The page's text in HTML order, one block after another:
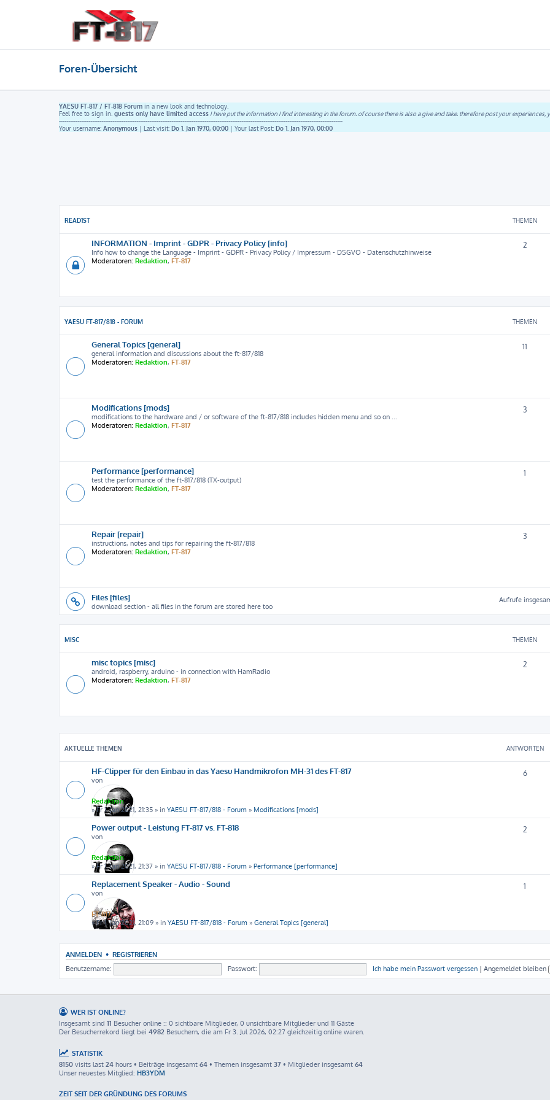
Foren-Übersicht
YAESU FT-817 / FT-818 Forum in a new look and technology.
Feel free to sign in. guests only have limited access I have put the information I find interesting in the forum. of course there is also a give and take. therefore post your
----------------------------------------------------------------------------------------------------------------------------------------------------------
Your username: Anonymous | Last visit: Do 1. Jan 1970, 00:00 | Your last Post: Do 1. Jan 1970, 00:00
READ1ST THEMEN
INFORMATION - Imprint - GDPR - Privacy Policy [info]
Info how to change the Language - Imprint - GDPR - Privacy Policy / Impressum - DSGVO - Datenschutzhinweise
Moderatoren: Redaktion, FT-817
2
YAESU FT-817/818 - FORUM THEMEN
General Topics [general]
general information and discussions about the ft-817/818
Moderatoren: Redaktion, FT-817
11
Modifications [mods]
modifications to the hardware and / or software of the ft-817/818 includes hidden menu and so on ...
Moderatoren: Redaktion, FT-817
3
Performance [performance]
test the performance of the ft-817/818 (TX-output)
Moderatoren: Redaktion, FT-817
1
Repair [repair]
instructions, notes and tips for repairing the ft-817/818
Moderatoren: Redaktion, FT-817
3
Files [files]
download section - all files in the forum are stored here too
Aufrufe
MISC THEMEN
misc topics [misc]
android, raspberry, arduino - in connection with HamRadio
Moderatoren: Redaktion, FT-817
2
AKTUELLE THEMEN ANTWORTEN
HF-Clipper für den Einbau in das Yaesu Handmikrofon MH-31 des FT-817
von
Redaktion
» Fr 1. Jan 2021, 21:35 » in YAESU FT-817/818 - Forum » Modifications [mods]
6
Power output - Leistung FT-817 vs. FT-818
von
Redaktion
» Fr 1. Jan 2021, 21:37 » in YAESU FT-817/818 - Forum » Performance [performance]
2
Replacement Speaker - Audio - Sound
von
FT-817
» Fr 1. Jan 2021, 21:09 » in YAESU FT-817/818 - Forum » General Topics [general]
1
ANMELDEN • REGISTRIEREN
Benutzername: Passwort: Ich habe mein Passwort vergessen | Angemeldet bleiben
WER IST ONLINE?
Insgesamt sind 11 Besucher online :: 0 sichtbare Mitglieder, 0 unsichtbare Mitglieder und 11 Gäste
Der Besucherrekord liegt bei 4982 Besuchern, die am Fr 3. Jul 2026, 02:27 gleichzeitig online waren.
STATISTIK
8150 visits last 24 hours • Beiträge insgesamt 64 • Themen insgesamt 37 • Mitglieder insgesamt 64
Unser neuestes Mitglied: HB3YDM
ZEIT SEIT DER GRÜNDUNG DES FORUMS